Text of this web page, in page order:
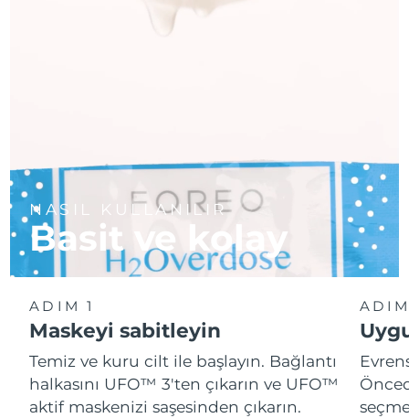
NASIL KULLANILIR
Basit ve kolay
ADIM 1
Maskeyi sabitleyin
Temiz ve kuru cilt ile başlayın. Bağlantı
halkasını UFO™ 3'ten çıkarın ve UFO™
aktif maskenizi saşesinden çıkarın.